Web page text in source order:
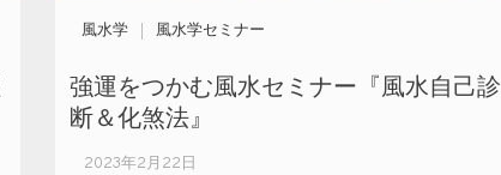
風水学 風水学セミナー
強運をつかむ風水セミナー『風水自己診
断＆化煞法』
2023年2月22日